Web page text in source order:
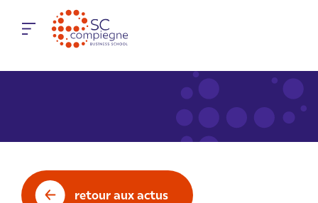
retour aux actus